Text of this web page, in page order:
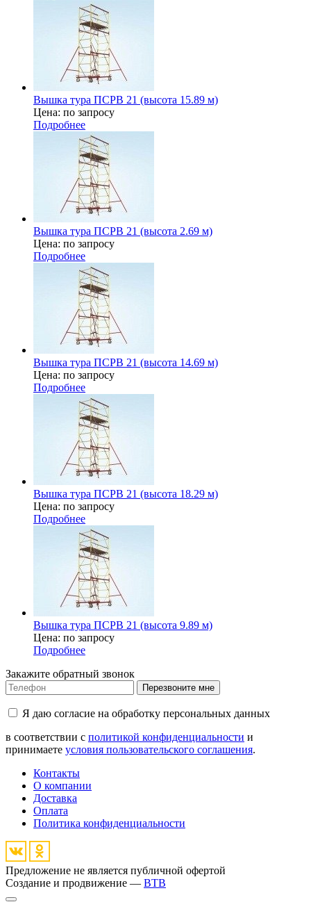
Вышка тура ПСРВ 21 (высота 15.89 м)
Цена: по запросу
Подробнее
Вышка тура ПСРВ 21 (высота 2.69 м)
Цена: по запросу
Подробнее
Вышка тура ПСРВ 21 (высота 14.69 м)
Цена: по запросу
Подробнее
Вышка тура ПСРВ 21 (высота 18.29 м)
Цена: по запросу
Подробнее
Вышка тура ПСРВ 21 (высота 9.89 м)
Цена: по запросу
Подробнее
Закажите обратный звонок
Перезвоните мне
Я даю согласие на обработку персональных данных
в соответствии с политикой конфиденциальности и
принимаете условия пользовательского соглашения.
Контакты
О компании
Доставка
Оплата
Политика конфиденциальности
Предложение не является публичной офертой
Создание и продвижение — BTB